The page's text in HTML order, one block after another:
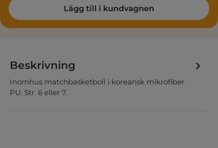
Lägg till i kundvagnen
Beskrivning
Inomhus matchbasketboll i koreansk mikrofiber
PU. Str. 6 eller 7.